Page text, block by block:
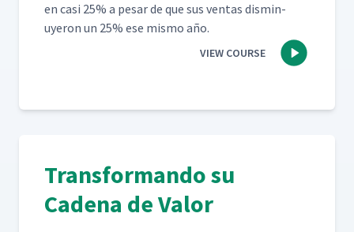
en casi 25% a pesar de que sus ven­tas dis­min­
uyeron un 25% ese mis­mo año.
VIEW COURSE
Transformando su
Cadena de Valor